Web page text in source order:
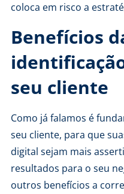
coloca em risco a
Benefícios
seu cliente
Como já falamos é
seu cliente, para que
digital sejam mais
resultados para o seu
outros benefícios a